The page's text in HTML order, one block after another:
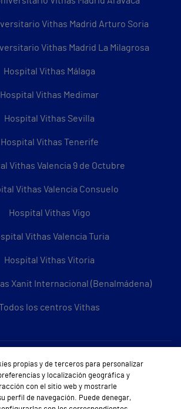
Vithas Madrid Arturo Soria
Vithas Madrid La Milagrosa
Hospital Vithas Málaga
Hospital Vithas Medimar
Hospital Vithas Sevilla
Hospital Vithas Tenerife
Vithas Valencia 9 de Octubre
Vithas Valencia Consuelo
Hospital Vithas Vigo
Vithas Valencia Turia
Hospital Vithas Vitoria
Xanit Internacional (Benalmádena)
los centros Vithas
Sobre Vithas
Quiénes somos
Trabajar en Vithas
propias y de terceros para personalizar
y localización geográfica y
con el sitio web y mostrarle
perfil de navegación. Puede denegar,